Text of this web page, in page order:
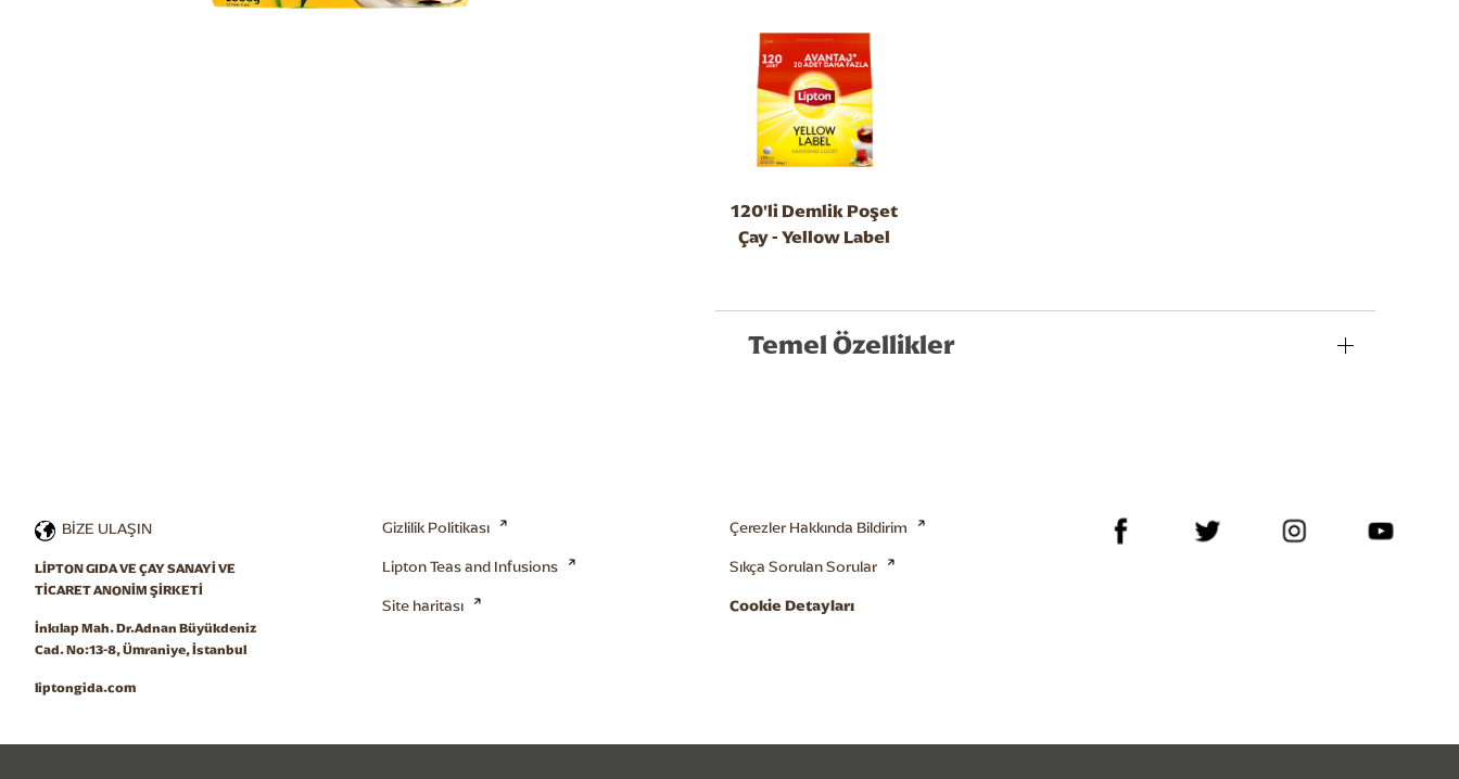
120'li Demlik Poşet
Çay - Yellow Label
Temel Özellikler
BİZE ULAŞIN
LİPTON GIDA VE ÇAY SANAYİ VE
TİCARET ANONİM ŞİRKETİ
İnkılap Mah. Dr.Adnan Büyükdeniz
Cad. No:13-8, Ümraniye, İstanbul
liptongida.com
Gizlilik Politikası
Çerezler Hakkında Bildirim
Lipton Teas and Infusions
Sıkça Sorulan Sorular
Site haritası
Cookie Detayları